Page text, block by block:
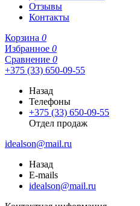
Отзывы
Контакты
Корзина 0
Избранное 0
Сравнение 0
+375 (33) 650-09-55
Назад
Телефоны
+375 (33) 650-09-55
Отдел продаж
idealson@mail.ru
Назад
E-mails
idealson@mail.ru